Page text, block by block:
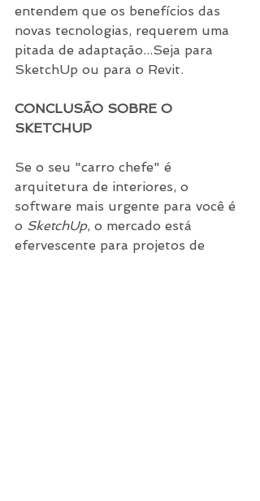
entendem que os benefícios das
novas tecnologias, requerem uma
pitada de adaptação...Seja para
SketchUp ou para o Revit.
CONCLUSÃO SOBRE O
SKETCHUP
Se o seu "carro chefe" é
arquitetura de interiores, o
software mais urgente para você é
o SketchUp, o mercado está
efervescente para projetos de